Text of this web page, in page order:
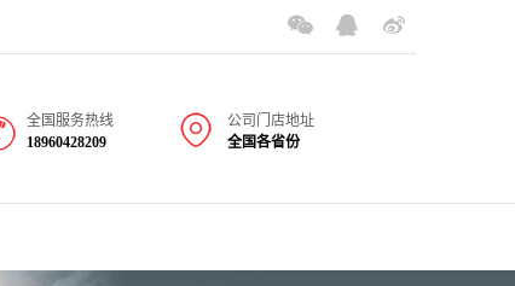
全国服务热线
18960428209
公司门店地址
全国各省份